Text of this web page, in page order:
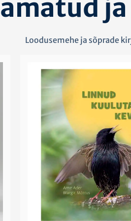
Loodusemehe ja sõprade